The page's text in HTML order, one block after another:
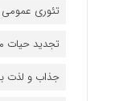
تئوری عمومی
تجدید حیات
جذاب و